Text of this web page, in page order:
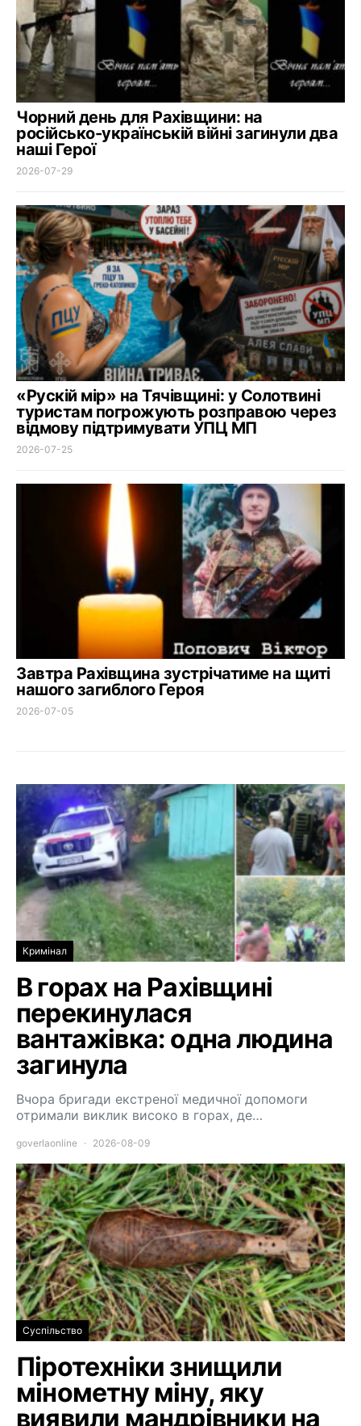
Чорний день для Рахівщини: на
російсько-українській війні загинули два
наші Герої
2026-07-29
«Рускій мір» на Тячівщині: у Солотвині
туристам погрожують розправою через
відмову підтримувати УПЦ МП
2026-07-25
Завтра Рахівщина зустрічатиме на щиті
нашого загиблого Героя
2026-07-05
Кримінал
В горах на Рахівщині
перекинулася
вантажівка: одна людина
загинула
Вчора бригади екстреної медичної допомоги
отримали виклик високо в горах, де…
goverlaonline 2026-08-09
Суспільство
Піротехніки знищили
мінометну міну, яку
виявили мандрівники на